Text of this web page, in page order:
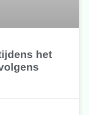
het